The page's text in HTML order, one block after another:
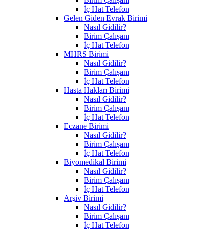
İç Hat Telefon
Gelen Giden Evrak Birimi
Nasıl Gidilir?
Birim Çalışanı
İç Hat Telefon
MHRS Birimi
Nasıl Gidilir?
Birim Çalışanı
İç Hat Telefon
Hasta Hakları Birimi
Nasıl Gidilir?
Birim Çalışanı
İç Hat Telefon
Eczane Birimi
Nasıl Gidilir?
Birim Çalışanı
İç Hat Telefon
Biyomedikal Birimi
Nasıl Gidilir?
Birim Çalışanı
İç Hat Telefon
Arşiv Birimi
Nasıl Gidilir?
Birim Çalışanı
İç Hat Telefon